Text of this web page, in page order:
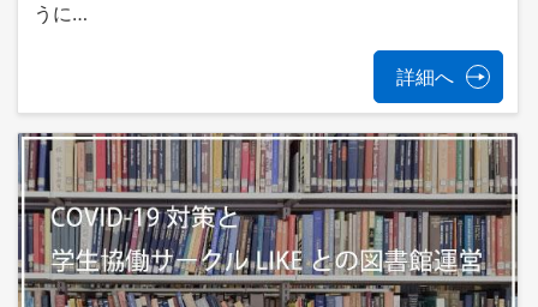
うに…
詳細へ